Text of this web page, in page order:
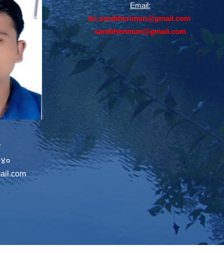
Email:
ito.sanibherimun@gmail.com
sanibherimun@gmail.com